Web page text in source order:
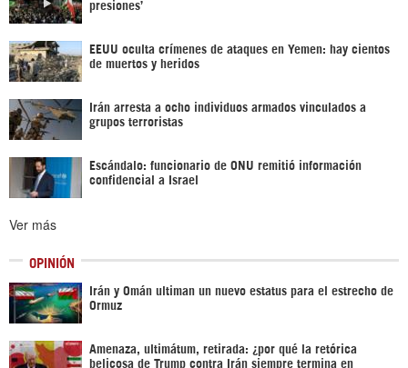
presiones’
EEUU oculta crímenes de ataques en Yemen: hay cientos
de muertos y heridos
Irán arresta a ocho individuos armados vinculados a
grupos terroristas
Escándalo: funcionario de ONU remitió información
confidencial a Israel
Ver más
OPINIÓN
Irán y Omán ultiman un nuevo estatus para el estrecho de
Ormuz
Amenaza, ultimátum, retirada: ¿por qué la retórica
belicosa de Trump contra Irán siempre termina en